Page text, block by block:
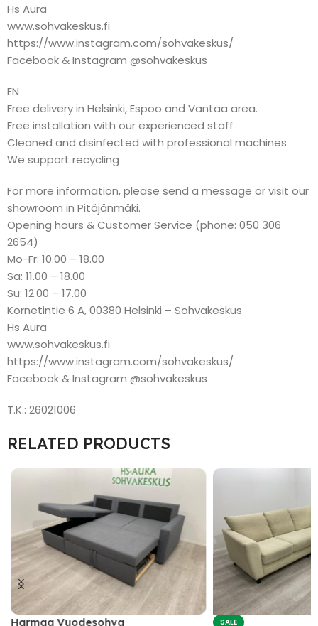
Hs Aura
www.sohvakeskus.fi
https://www.instagram.com/sohvakeskus/
Facebook & Instagram @sohvakeskus
EN
Free delivery in Helsinki, Espoo and Vantaa area.
Free installation with our experienced staff
Cleaned and disinfected with professional machines
We support recycling
For more information, please send a message or visit our
showroom in Pitäjänmäki.
Opening hours & Customer Service (phone: 050 306
2654)
Mo-Fr: 10.00 – 18.00
Sa: 11.00 – 18.00
Su: 12.00 – 17.00
Kornetintie 6 A, 00380 Helsinki – Sohvakeskus
Hs Aura
www.sohvakeskus.fi
https://www.instagram.com/sohvakeskus/
Facebook & Instagram @sohvakeskus
T.K.: 26021006
RELATED PRODUCTS
Harmaa Vuodesohva SALE